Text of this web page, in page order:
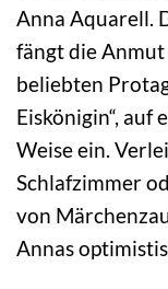
Anna Aquarell.
fängt die
beliebten
Eiskönigin“,
Weise ein.
Schlafzimmer
von
Annas